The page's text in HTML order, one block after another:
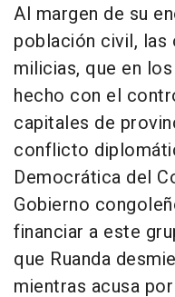
Al margen de su
población civil, las
milicias, que en
hecho con el
capitales de
conflicto
Democrática del
Gobierno
financiar a este
que Ruanda
mientras acusa